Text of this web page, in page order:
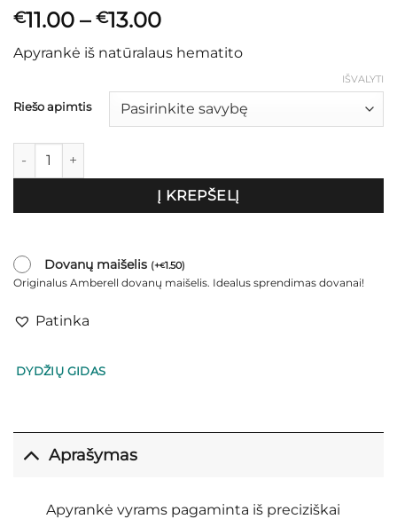
€11.00 – €13.00Price
range:
€11.00
€13.00
Apyrankė iš natūralaus hematito
Riešo apimtis
IŠVALYTI
produkto kiekis: Apyrankė vyrams „Noir Edge"
Į KREPŠELĮ
Dovanų maišelis (+€1.50)
Originalus Amberell dovanų maišelis. Idealus sprendimas dovanai!
Patinka
DYDŽIŲ GIDAS
Aprašymas
Apyrankė vyrams pagaminta iš preciziškai